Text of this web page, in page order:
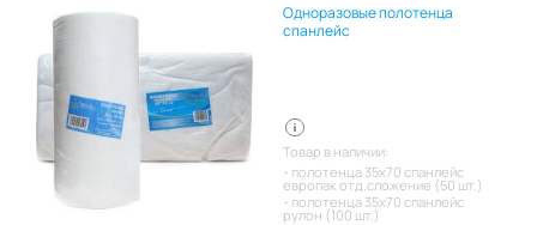
Одноразовые полотенца
спанлейс
Товар в наличии:
полотенца 35х70 спанлейс
европак отд.сложение (50 шт.)
полотенца 35х70 спанлейс
рулон (100 шт.)